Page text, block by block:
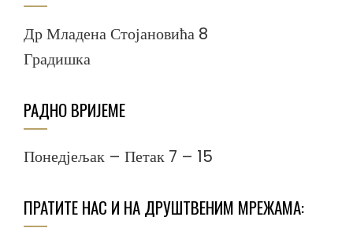
Др Младена Стојановића 8
Градишка
РАДНО ВРИЈЕМЕ
Понедјељак – Петак 7 – 15
ПРАТИТЕ НАС И НА ДРУШТВЕНИМ МРЕЖАМА: